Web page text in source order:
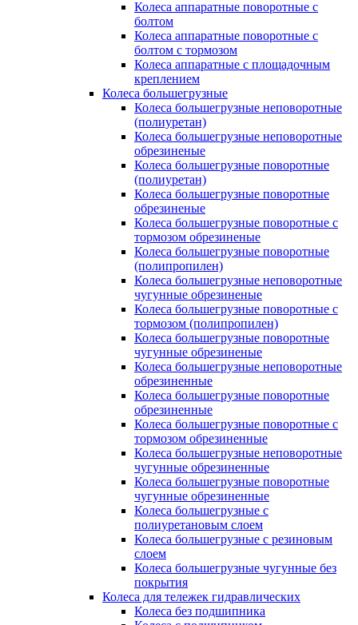
Колеса аппаратные поворотные с
болтом
Колеса аппаратные поворотные с
болтом с тормозом
Колеса аппаратные с площадочным
креплением
Колеса большегрузные
Колеса большегрузные неповоротные
(полиуретан)
Колеса большегрузные неповоротные
обрезиненые
Колеса большегрузные поворотные
(полиуретан)
Колеса большегрузные поворотные
обрезиненые
Колеса большегрузные поворотные с
тормозом обрезиненые
Колеса большегрузные поворотные
(полипропилен)
Колеса большегрузные неповоротные
чугунные обрезиненые
Колеса большегрузные поворотные с
тормозом (полипропилен)
Колеса большегрузные поворотные
чугунные обрезиненые
Колеса большегрузные неповоротные
обрезиненные
Колеса большегрузные поворотные
обрезиненные
Колеса большегрузные поворотные с
тормозом обрезиненные
Колеса большегрузные неповоротные
чугунные обрезиненные
Колеса большегрузные поворотные
чугунные обрезиненные
Колеса большегрузные с
полиуретановым слоем
Колеса большегрузные с резиновым
слоем
Колеса большегрузные чугунные без
покрытия
Колеса для тележек гидравлических
Колеса без подшипника